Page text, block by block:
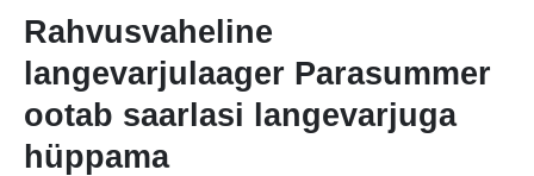
Rahvusvaheline
langevarjulaager Parasummer
ootab saarlasi langevarjuga
hüppama